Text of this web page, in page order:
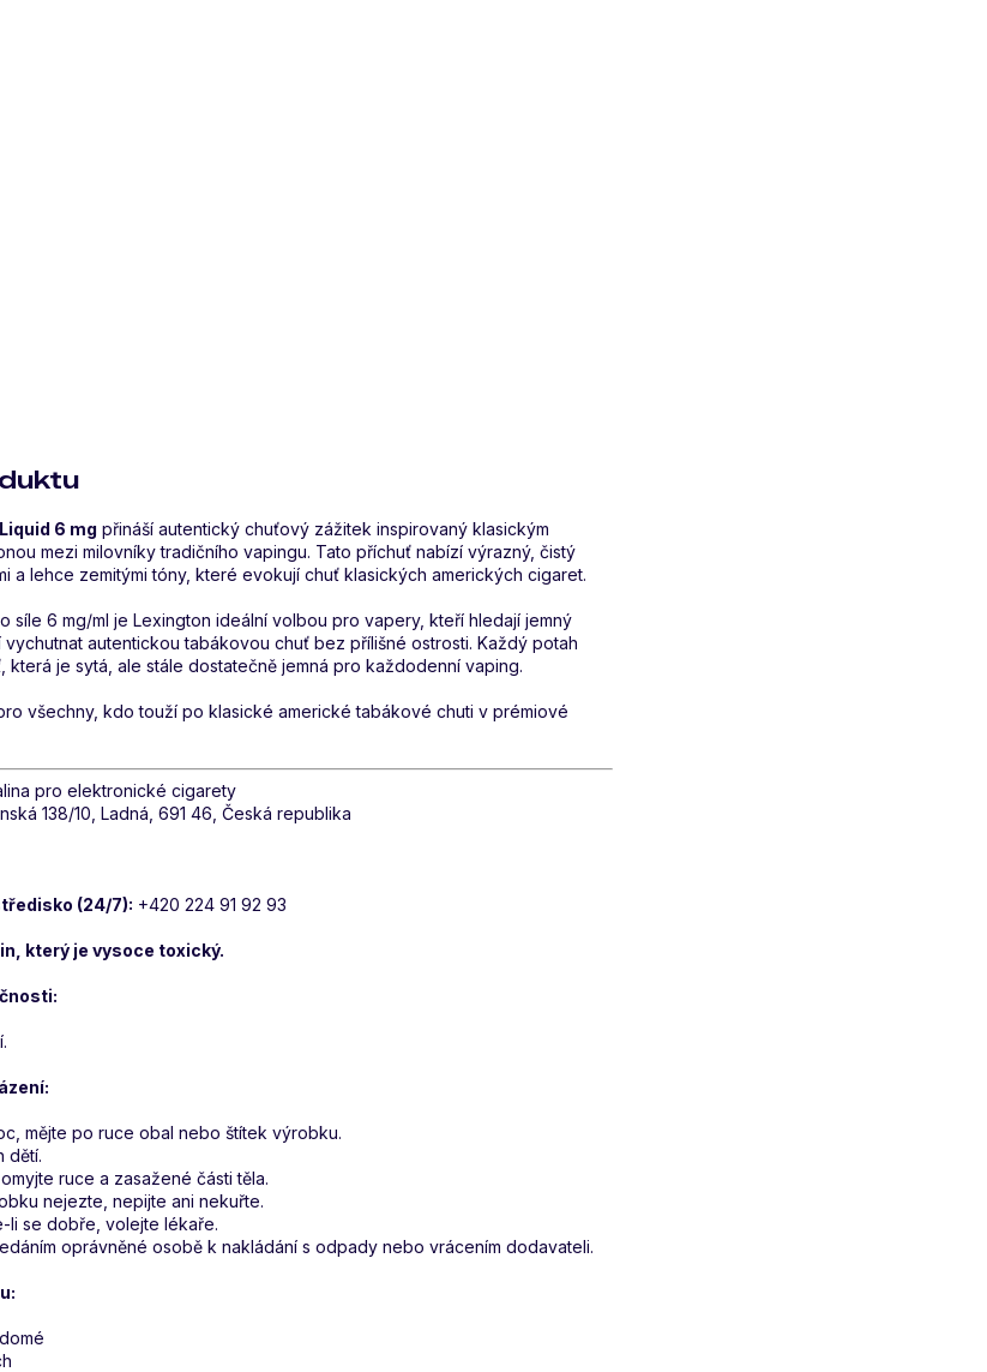
6 mg přináší autentický chuťový zážitek inspirovaný klasickým
mezi milovníky tradičního vapingu. Tato příchuť nabízí výrazný, čistý
a lehce zemitými tóny, které evokují chuť klasických amerických cigaret.
o síle 6 mg/ml je Lexington ideální volbou pro vapery, kteří hledají jemný
autentickou tabákovou chuť bez přílišné ostrosti. Každý potah
která je sytá, ale stále dostatečně jemná pro každodenní vaping.
všechny, kdo touží po klasické americké tabákové chuti v prémiové
pro elektronické cigarety
138/10, Ladná, 691 46, Česká republika
(24/7): +420 224 91 92 93
který je vysoce toxický.
mějte po ruce obal nebo štítek výrobku.
dětí.
ruce a zasažené části těla.
nejezte, nepijte ani nekuřte.
li se dobře, volejte lékaře.
oprávněné osobě k nakládání s odpady nebo vrácením dodavateli.